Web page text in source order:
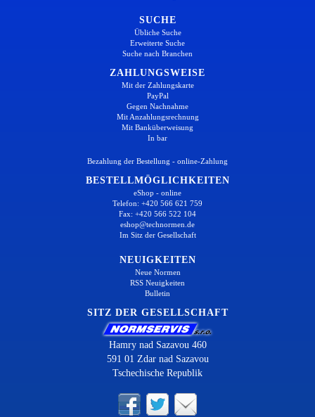
SUCHE
Übliche Suche
Erweiterte Suche
Suche nach Branchen
ZAHLUNGSWEISE
Mit der Zahlungskarte
PayPal
Gegen Nachnahme
Mit Anzahlungsrechnung
Mit Banküberweisung
In bar
Bezahlung der Bestellung - online-Zahlung
BESTELLMÖGLICHKEITEN
eShop - online
Telefon: +420 566 621 759
Fax: +420 566 522 104
eshop@technormen.de
Im Sitz der Gesellschaft
NEUIGKEITEN
Neue Normen
RSS Neuigkeiten
Bulletin
SITZ DER GESELLSCHAFT
Hamry nad Sazavou 460
591 01 Zdar nad Sazavou
Tschechische Republik